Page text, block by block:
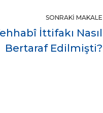
SONRAKI MAKALE
İttifakı Nasıl
Bertaraf Edilmişti?